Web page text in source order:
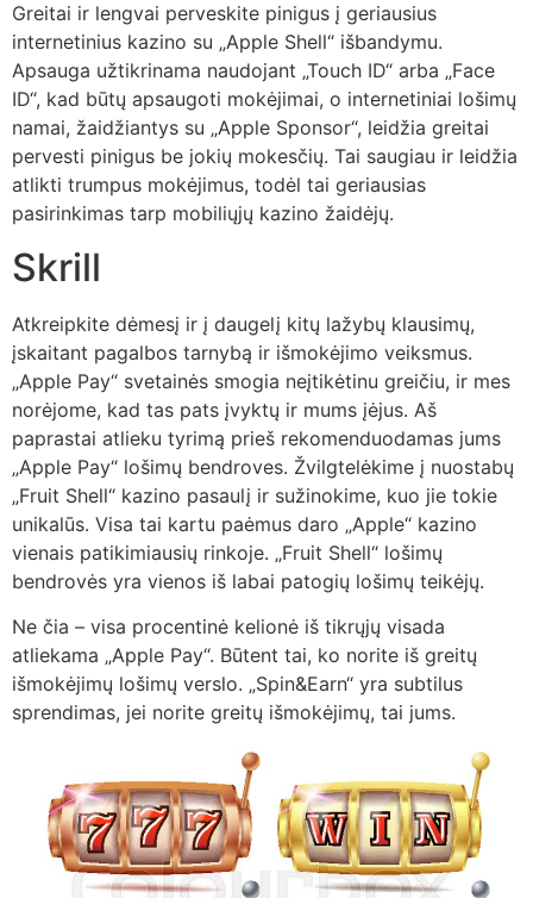
Greitai ir lengvai perveskite pinigus į geriausius
internetinius kazino su „Apple Shell“ išbandymu.
Apsauga užtikrinama naudojant „Touch ID“ arba „Face
ID“, kad būtų apsaugoti mokėjimai, o internetiniai lošimų
namai, žaidžiantys su „Apple Sponsor“, leidžia greitai
pervesti pinigus be jokių mokesčių. Tai saugiau ir leidžia
atlikti trumpus mokėjimus, todėl tai geriausias
pasirinkimas tarp mobiliųjų kazino žaidėjų.
Skrill
Atkreipkite dėmesį ir į daugelį kitų lažybų klausimų,
įskaitant pagalbos tarnybą ir išmokėjimo veiksmus.
„Apple Pay“ svetainės smogia neįtikėtinu greičiu, ir mes
norėjome, kad tas pats įvyktų ir mums įėjus. Aš
paprastai atlieku tyrimą prieš rekomenduodamas jums
„Apple Pay“ lošimų bendroves. Žvilgtelėkime į nuostabų
„Fruit Shell“ kazino pasaulį ir sužinokime, kuo jie tokie
unikalūs. Visa tai kartu paėmus daro „Apple“ kazino
vienais patikimiausių rinkoje. „Fruit Shell“ lošimų
bendrovės yra vienos iš labai patogių lošimų teikėjų.
Ne čia – visa procentinė kelionė iš tikrųjų visada
atliekama „Apple Pay“. Būtent tai, ko norite iš greitų
išmokėjimų lošimų verslo. „Spin&Earn“ yra subtilus
sprendimas, jei norite greitų išmokėjimų, tai jums.